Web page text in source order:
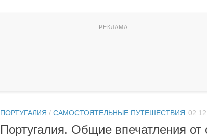
ПОРТУГАЛИЯ / САМОСТОЯТЕЛЬНЫЕ ПУТЕШЕСТВИЯ
Португалия. Общие впечатления от